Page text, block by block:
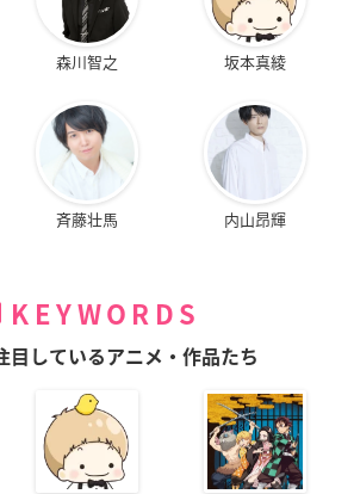
森川智之 坂本真綾
斉藤壮馬 内山昂輝
KEYWORDS
目しているアニメ・作品たち